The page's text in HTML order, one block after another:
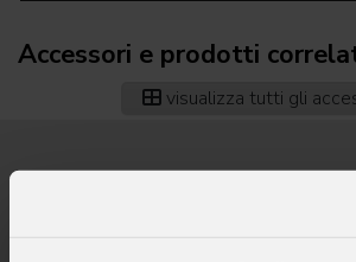
Accessori e prodotti
visualizza tutti gli